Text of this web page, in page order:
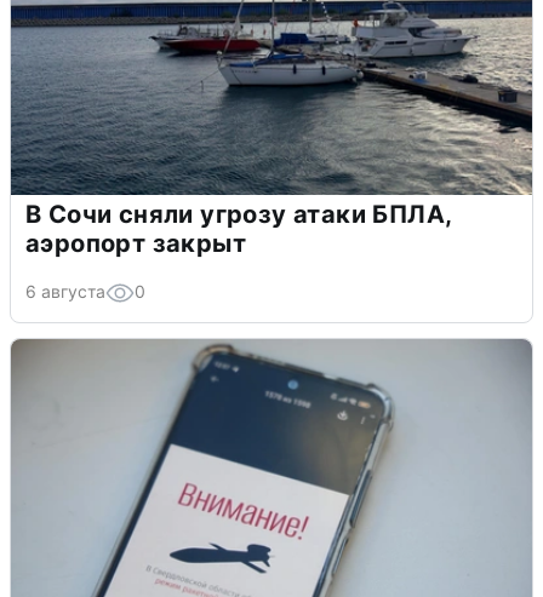
В Сочи сняли угрозу атаки БПЛА,
аэропорт закрыт
6 августа 0